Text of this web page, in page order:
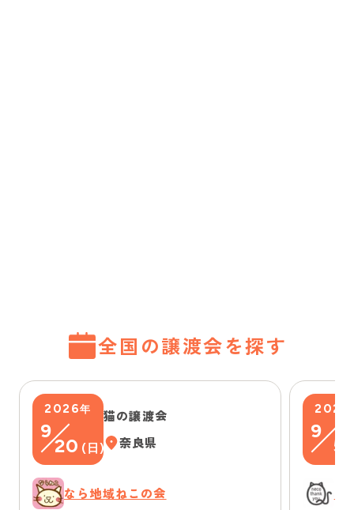
全国の譲渡会を探す
2026年
9
20 ( 日)
猫の譲渡会
奈良県
なら地域ねこの会
2026
9
5